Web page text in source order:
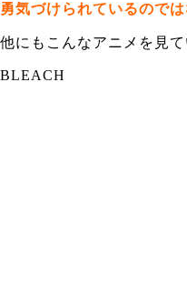
勇気づけられているので
他にもこんなアニメを見て
BLEACH